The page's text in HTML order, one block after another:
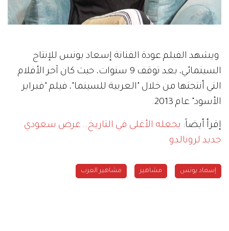
ويشهد الفيلم عودة الفنانة إسعاد يونس للإنتاج
السينمائي، بعد توقف 9 سنوات، حيث كان آخر الأفلام
التي أنتجتها من خلال "العربية للسينما"، فيلم "فبراير
الأسود" عام 2013.
إقرأ أيضاً: يجعله الأغلى في التاريخ.. عرض سعودي
جديد لرونالدو
إسعاد يونس مشاهير مشاهير العرب